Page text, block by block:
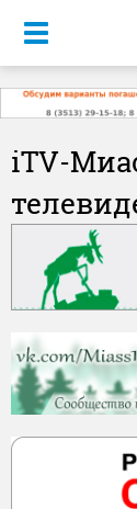
Меню
iTV-